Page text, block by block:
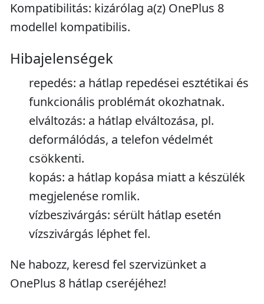
Kompatibilitás: kizárólag a(z) OnePlus 8
modellel kompatibilis.
Hibajelenségek
repedés: a hátlap repedései esztétikai és
funkcionális problémát okozhatnak.
elváltozás: a hátlap elváltozása, pl.
deformálódás, a telefon védelmét
csökkenti.
kopás: a hátlap kopása miatt a készülék
megjelenése romlik.
vízbeszivárgás: sérült hátlap esetén
vízszivárgás léphet fel.
Ne habozz, keresd fel szervizünket a
OnePlus 8 hátlap cseréjéhez!